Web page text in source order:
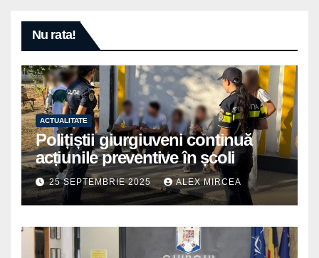
Nu rata!
ACTUALITATE
Polițiștii giurgiuveni continuă
acțiunile preventive în școli
25 SEPTEMBRIE 2025 ALEX MIRCEA